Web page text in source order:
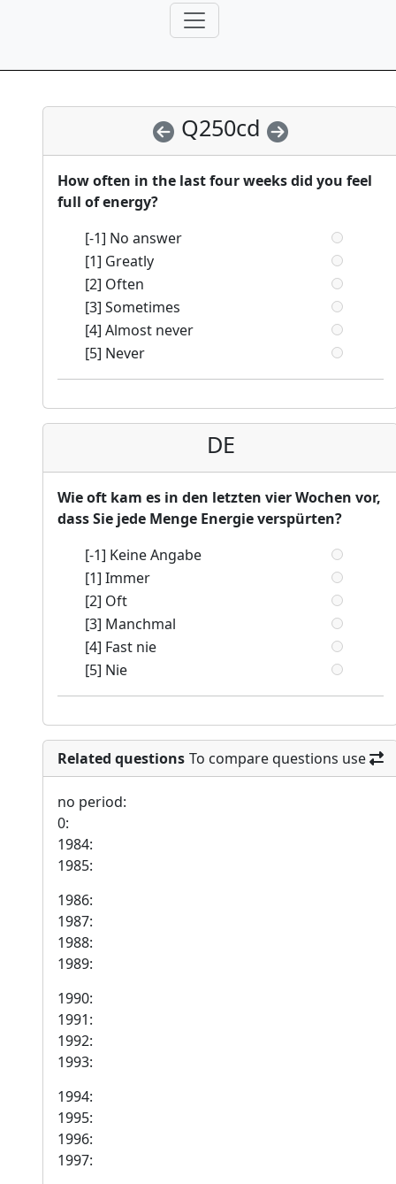
Q250cd
How often in the last four weeks did you feel
full of energy?
[-1] No answer
[1] Greatly
[2] Often
[3] Sometimes
[4] Almost never
[5] Never
DE
Wie oft kam es in den letzten vier Wochen vor,
dass Sie jede Menge Energie verspürten?
[-1] Keine Angabe
[1] Immer
[2] Oft
[3] Manchmal
[4] Fast nie
[5] Nie
Related questions To compare questions use
no period:
0:
1984:
1985:
1986:
1987:
1988:
1989:
1990:
1991:
1992:
1993:
1994:
1995:
1996:
1997: